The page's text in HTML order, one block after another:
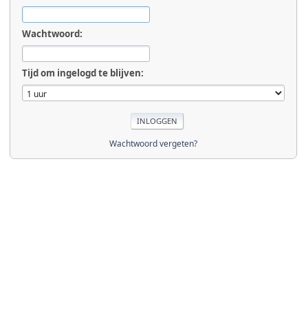
Wachtwoord:
Tijd om ingelogd te blijven:
Wachtwoord vergeten?